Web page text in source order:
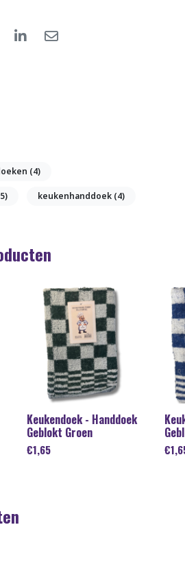
(4)
keukenhanddoek (4)
Keukendoek - Handdoek
Geblokt Groen
€1,65 €